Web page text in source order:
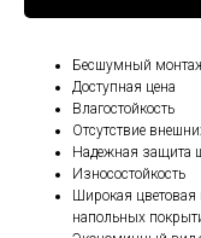
Бесшумный
Доступная цена
Влагостойкость
Отсутствие
Надежная защита
Износостойкость
Широкая
напольных